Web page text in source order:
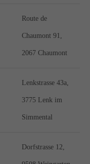
Route de
Chaumont 91,
2067 Chaumont
Lenkstrasse 43a,
3775 Lenk im
Simmental
Dorfstrasse 12,